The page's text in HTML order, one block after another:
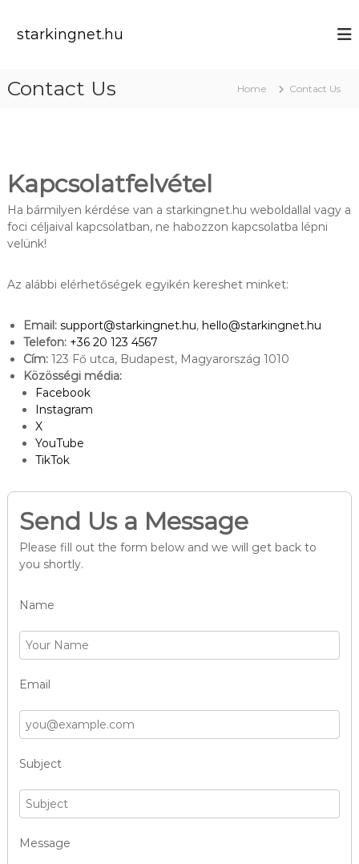
starkingnet.hu
Contact Us Home Contact Us
Kapcsolatfelvétel
Ha bármilyen kérdése van a starkingnet.hu weboldallal vagy a
foci céljaival kapcsolatban, ne habozzon kapcsolatba lépni
velünk!
Az alábbi elérhetőségek egyikén kereshet minket:
Email: support@starkingnet.hu, hello@starkingnet.hu
Telefon: +36 20 123 4567
Cím:123 Fő utca, Budapest, Magyarország 1010
Közösségi média:
Facebook
Instagram
X
YouTube
TikTok
Send Us a Message
Please fill out the form below and we will get back to
you shortly.
Name
Email
Subject
Message